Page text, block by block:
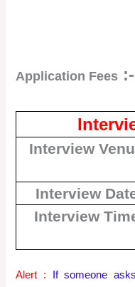
Application Fees :-
Interview
Interview
Interview
Alert : If someone